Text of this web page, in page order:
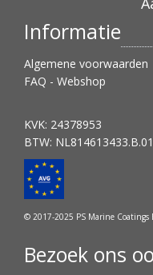
Informatie
Algemene voorwaarden
FAQ - Webshop
KVK: 24378953
BTW: NL814613433.B.01
© 2017-2025 PS Marine Coatings
Bezoek ons